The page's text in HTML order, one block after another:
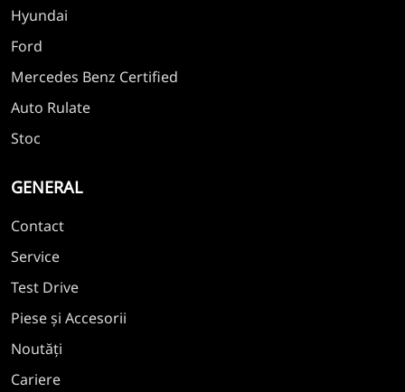
Hyundai
Ford
Mercedes Benz Certified
Auto Rulate
Stoc
GENERAL
Contact
Service
Test Drive
Piese și Accesorii
Noutăți
Cariere